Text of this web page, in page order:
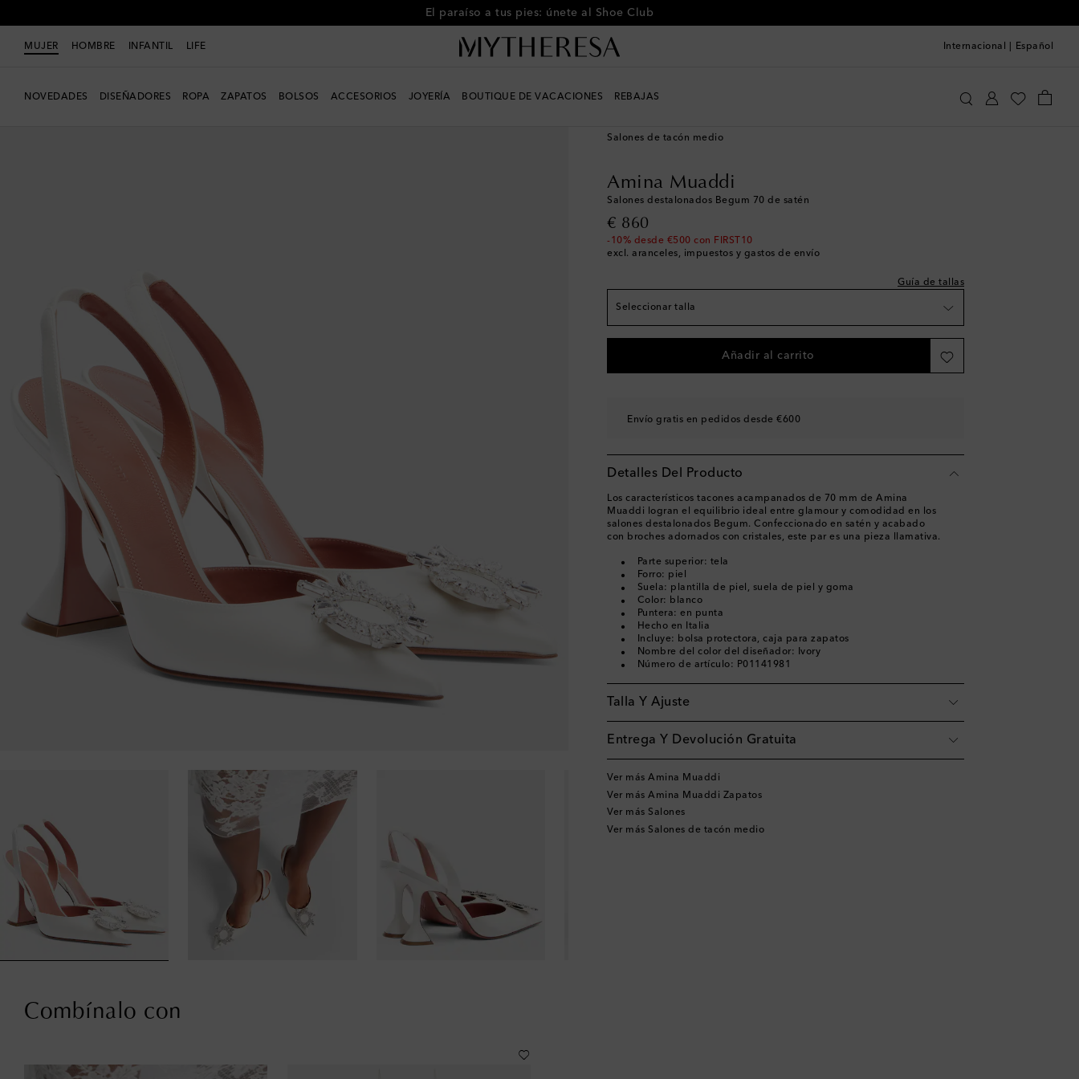
El paraíso a tus pies: únete al Shoe Club
MUJER HOMBRE INFANTIL LIFE Internacional Español
NOVEDADES DISEÑADORES ROPA ZAPATOS BOLSOS ACCESORIOS JOYERÍA BOUTIQUE DE VACACIONES REBAJAS
Salones de tacón medio
Amina Muaddi
Salones destalonados Begum 70 de satén
€ 860
original price
-10% desde €500 con FIRST10
excl. aranceles, impuestos y gastos de envío
Guía de tallas
Seleccionar talla
EU 35 Pocas unidades
EU 36 Pocas unidades
Pocas unidades
EU 37.5
EU 38.5
EU 39
Pocas unidades
EU 41 Pocas unidades
EU 42 Última pieza
EU 42.5 Añadir a la wishlist
EU 43 Añadir a la wishlist
Añadir al carrito
Envío gratis en pedidos desde €600
Detalles Del Producto
Los característicos tacones acampanados de 70 mm de Amina
Muaddi logran el equilibrio ideal entre glamour y comodidad en los
salones destalonados Begum. Confeccionado en satén y acabado
con broches adornados con cristales, este par es una pieza llamativa.
Parte superior: tela
Forro: piel
Suela: plantilla de piel, suela de piel y goma
Color: blanco
Puntera: en punta
Hecho en Italia
Incluye: bolsa protectora, caja para zapatos
Nombre del color del diseñador: Ivory
Número de artículo: P01141981
Talla Y Ajuste
Entrega Y Devolución Gratuita
Ver más Amina Muaddi
Ver más Amina Muaddi Zapatos
Ver más Salones
Ver más Salones de tacón medio
Combínalo con